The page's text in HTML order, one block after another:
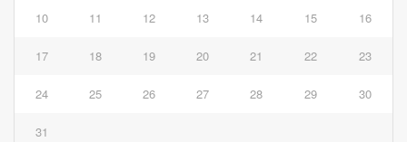
10 11 12 13 14 15 16
17 18 19 20 21 22 23
24 25 26 27 28 29 30
31